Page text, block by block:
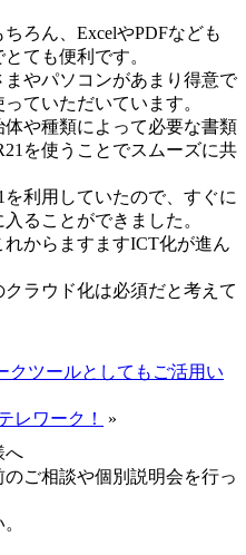
ろん、ExcelやPDFなども
ても便利です。
やパソコンがあまり得意で
ていただいています。
や種類によって必要な書類
を使うことでスムーズに共
利用していたので、すぐに
ることができました。
からますますICT化が進ん
ラウド化は必須だと考えて
クツールとしてもご活用い
レワーク！
»
へ
ご相談や個別説明会を行っ